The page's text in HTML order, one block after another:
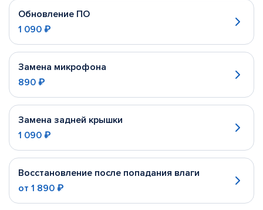
Обновление ПО
1 090 ₽
Замена микрофона
890 ₽
Замена задней крышки
1 090 ₽
Восстановление после попадания влаги
от 1 890 ₽